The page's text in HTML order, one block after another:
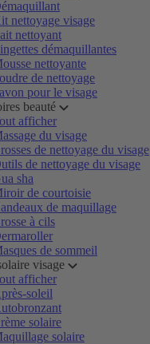
nettoyage visage
nettoyant
démaquillantes
nettoyante
de nettoyage
pour le visage
beauté
afficher
du visage
de nettoyage du visage
de nettoyage du visage
sha
de courtoisie
de maquillage
à cils
de sommeil
visage
afficher
soleil
solaire
solaire